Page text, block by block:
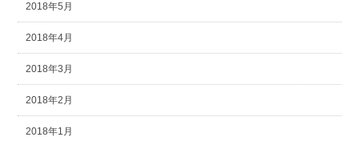
2018年5月
2018年4月
2018年3月
2018年2月
2018年1月